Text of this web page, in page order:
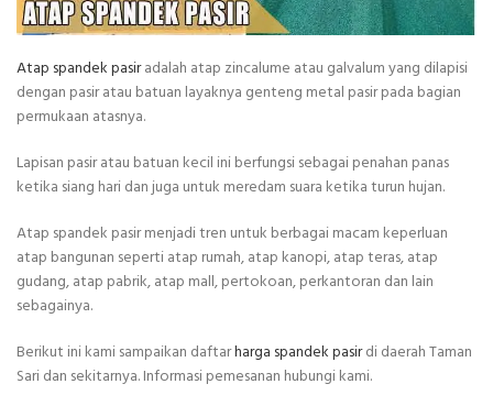
Atap spandek pasiradalah atap zincalume atau galvalum yang dilapisi
dengan pasir atau batuan layaknya genteng metal pasir pada bagian
permukaan atasnya.
Lapisan pasir atau batuan kecil ini berfungsi sebagai penahan panas
ketika siang hari dan juga untuk meredam suara ketika turun hujan.
Atap spandek pasir menjadi tren untuk berbagai macam keperluan
atap bangunan seperti atap rumah, atap kanopi, atap teras, atap
gudang, atap pabrik, atap mall, pertokoan, perkantoran dan lain
sebagainya.
Berikut ini kami sampaikan daftarharga spandek pasirdi daerah Taman
Sari dan sekitarnya. Informasi pemesanan hubungi kami.